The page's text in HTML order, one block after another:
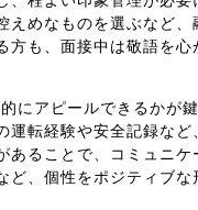
えめなものを選ぶなど、
方も、面接中は敬語を心
にアピールできるかが
運転経験や安全記録など
あることで、コミュニケ
ど、個性をポジティブな